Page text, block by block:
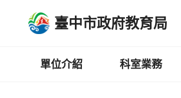
臺中市政府教育局
單位介紹 科室業務